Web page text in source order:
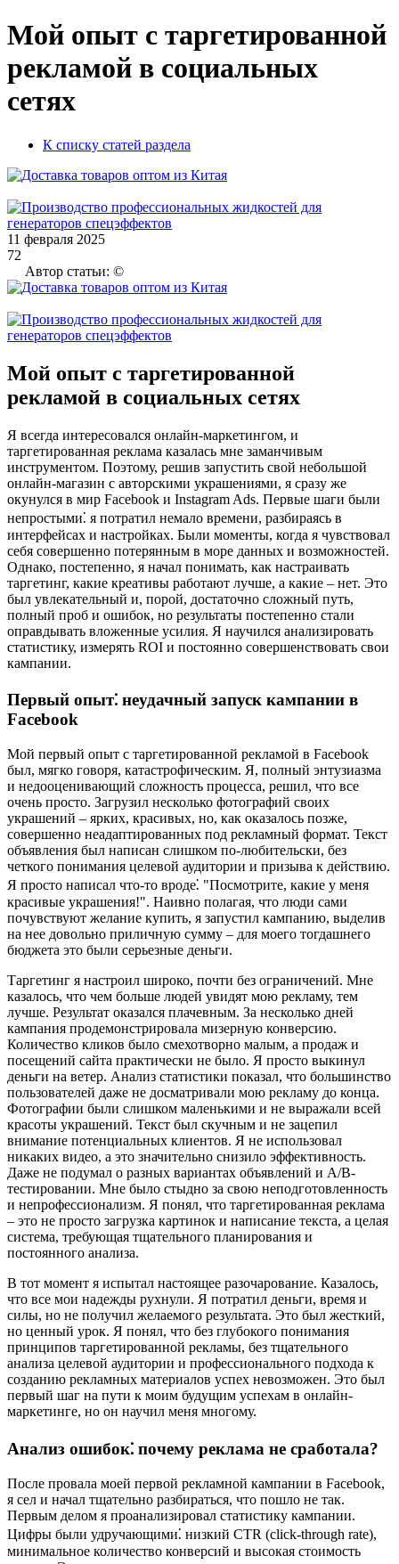
Мой опыт с таргетированной
рекламой в социальных
сетях
К списку статей раздела
11 февраля 2025
72
Автор статьи: ©
Мой опыт с таргетированной
рекламой в социальных сетях
Я всегда интересовался онлайн-маркетингом, и
таргетированная реклама казалась мне заманчивым
инструментом. Поэтому, решив запустить свой небольшой
онлайн-магазин с авторскими украшениями, я сразу же
окунулся в мир Facebook и Instagram Ads. Первые шаги были
непростыми⁚ я потратил немало времени, разбираясь в
интерфейсах и настройках. Были моменты, когда я чувствовал
себя совершенно потерянным в море данных и возможностей.
Однако, постепенно, я начал понимать, как настраивать
таргетинг, какие креативы работают лучше, а какие – нет. Это
был увлекательный и, порой, достаточно сложный путь,
полный проб и ошибок, но результаты постепенно стали
оправдывать вложенные усилия. Я научился анализировать
статистику, измерять ROI и постоянно совершенствовать свои
кампании.
Первый опыт⁚ неудачный запуск кампании в
Facebook
Мой первый опыт с таргетированной рекламой в Facebook
был, мягко говоря, катастрофическим. Я, полный энтузиазма
и недооценивающий сложность процесса, решил, что все
очень просто. Загрузил несколько фотографий своих
украшений – ярких, красивых, но, как оказалось позже,
совершенно неадаптированных под рекламный формат. Текст
объявления был написан слишком по-любительски, без
четкого понимания целевой аудитории и призыва к действию.
Я просто написал что-то вроде⁚ "Посмотрите, какие у меня
красивые украшения!". Наивно полагая, что люди сами
почувствуют желание купить, я запустил кампанию, выделив
на нее довольно приличную сумму – для моего тогдашнего
бюджета это были серьезные деньги.
Таргетинг я настроил широко, почти без ограничений. Мне
казалось, что чем больше людей увидят мою рекламу, тем
лучше. Результат оказался плачевным. За несколько дней
кампания продемонстрировала мизерную конверсию.
Количество кликов было смехотворно малым, а продаж и
посещений сайта практически не было. Я просто выкинул
деньги на ветер. Анализ статистики показал, что большинство
пользователей даже не досматривали мою рекламу до конца.
Фотографии были слишком маленькими и не выражали всей
красоты украшений. Текст был скучным и не зацепил
внимание потенциальных клиентов. Я не использовал
никаких видео, а это значительно снизило эффективность.
Даже не подумал о разных вариантах объявлений и A/B-
тестировании. Мне было стыдно за свою неподготовленность
и непрофессионализм. Я понял, что таргетированная реклама
– это не просто загрузка картинок и написание текста, а целая
система, требующая тщательного планирования и
постоянного анализа.
В тот момент я испытал настоящее разочарование. Казалось,
что все мои надежды рухнули. Я потратил деньги, время и
силы, но не получил желаемого результата. Это был жесткий,
но ценный урок. Я понял, что без глубокого понимания
принципов таргетированной рекламы, без тщательного
анализа целевой аудитории и профессионального подхода к
созданию рекламных материалов успех невозможен. Это был
первый шаг на пути к моим будущим успехам в онлайн-
маркетинге, но он научил меня многому.
Анализ ошибок⁚ почему реклама не сработала?
После провала моей первой рекламной кампании в Facebook,
я сел и начал тщательно разбираться, что пошло не так.
Первым делом я проанализировал статистику кампании.
Цифры были удручающими⁚ низкий CTR (click-through rate),
минимальное количество конверсий и высокая стоимость